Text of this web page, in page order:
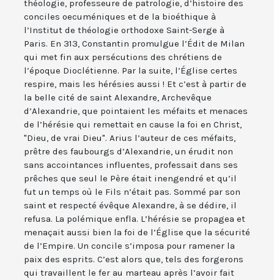
théologie, professeure de patrologie, d’histoire des
conciles oecuméniques et de la bioéthique à
l’Institut de théologie orthodoxe Saint-Serge à
Paris. En 313, Constantin promulgue l’Édit de Milan
qui met fin aux persécutions des chrétiens de
l’époque Dioclétienne. Par la suite, l’Église certes
respire, mais les hérésies aussi ! Et c’est à partir de
la belle cité de saint Alexandre, Archevêque
d’Alexandrie, que pointaient les méfaits et menaces
de l’hérésie qui remettait en cause la foi en Christ,
"Dieu, de vrai Dieu". Arius l’auteur de ces méfaits,
prêtre des faubourgs d’Alexandrie, un érudit non
sans accointances influentes, professait dans ses
prêches que seul le Père était inengendré et qu’il
fut un temps où le Fils n’était pas. Sommé par son
saint et respecté évêque Alexandre, à se dédire, il
refusa. La polémique enfla. L’hérésie se propagea et
menaçait aussi bien la foi de l’Église que la sécurité
de l’Empire. Un concile s’imposa pour ramener la
paix des esprits. C’est alors que, tels des forgerons
qui travaillent le fer au marteau après l’avoir fait